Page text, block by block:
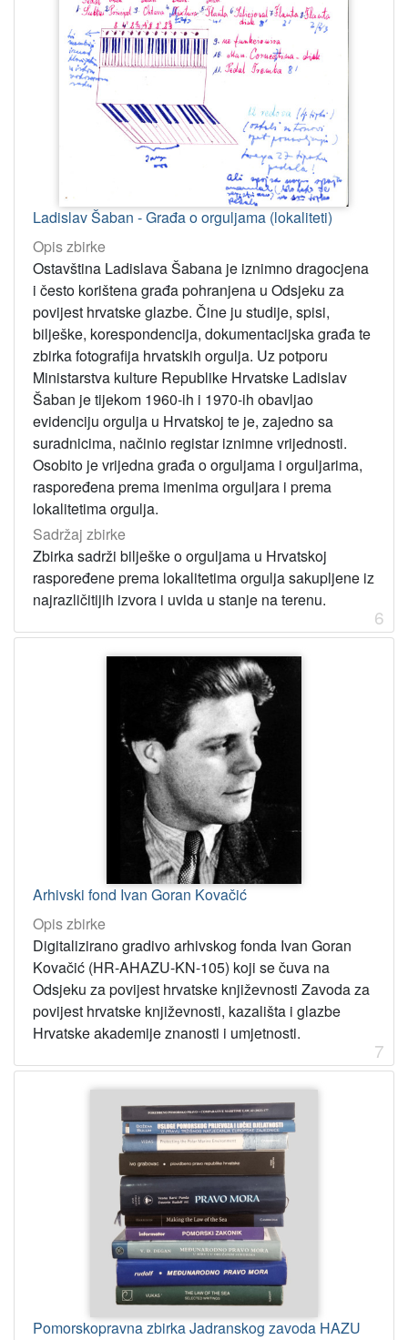
Ladislav Šaban - Građa o orguljama (lokaliteti)
Opis zbirke
Ostavština Ladislava Šabana je iznimno dragocjena
i često korištena građa pohranjena u Odsjeku za
povijest hrvatske glazbe. Čine ju studije, spisi,
bilješke, korespondencija, dokumentacijska građa te
zbirka fotografija hrvatskih orgulja. Uz potporu
Ministarstva kulture Republike Hrvatske Ladislav
Šaban je tijekom 1960-ih i 1970-ih obavljao
evidenciju orgulja u Hrvatskoj te je, zajedno sa
suradnicima, načinio registar iznimne vrijednosti.
Osobito je vrijedna građa o orguljama i orguljarima,
raspoređena prema imenima orguljara i prema
lokalitetima orgulja.
Sadržaj zbirke
Zbirka sadrži bilješke o orguljama u Hrvatskoj
raspoređene prema lokalitetima orgulja sakupljene iz
najrazličitijih izvora i uvida u stanje na terenu.
6
Arhivski fond Ivan Goran Kovačić
Opis zbirke
Digitalizirano gradivo arhivskog fonda Ivan Goran
Kovačić (HR-AHAZU-KN-105) koji se čuva na
Odsjeku za povijest hrvatske književnosti Zavoda za
povijest hrvatske književnosti, kazališta i glazbe
Hrvatske akademije znanosti i umjetnosti.
7
Pomorskopravna zbirka Jadranskog zavoda HAZU